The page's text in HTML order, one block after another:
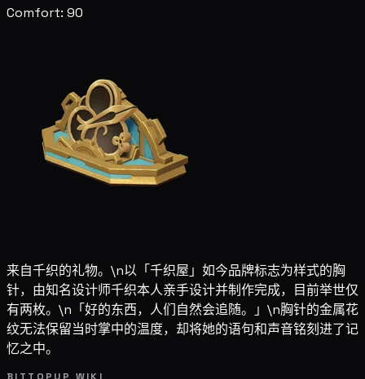
Comfort: 90
来自千织的礼物。\n以「千织屋」如今品牌标志为样式的胸
针，由知名设计师千织本人亲手设计并制作完成，目前举世仅
有两枚。\n「好的东西，人们自然会追随。」\n胸针的金属花
纹无法保留当时掌中的温度，却将她的语句和声音铭刻进了记
忆之中。
BITTOPUP WIKI